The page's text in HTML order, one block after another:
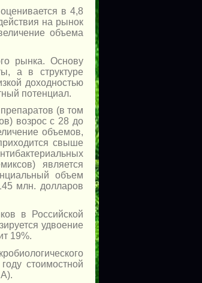
в 4,8
на рынок
объема
рынка. Основу
а в структуре
доходностью
потенциал.
(в том
возрос с 28 до
объемов,
свыше
является
объем
млн. долларов
в Российской
удвоение
19%.
стоимостной